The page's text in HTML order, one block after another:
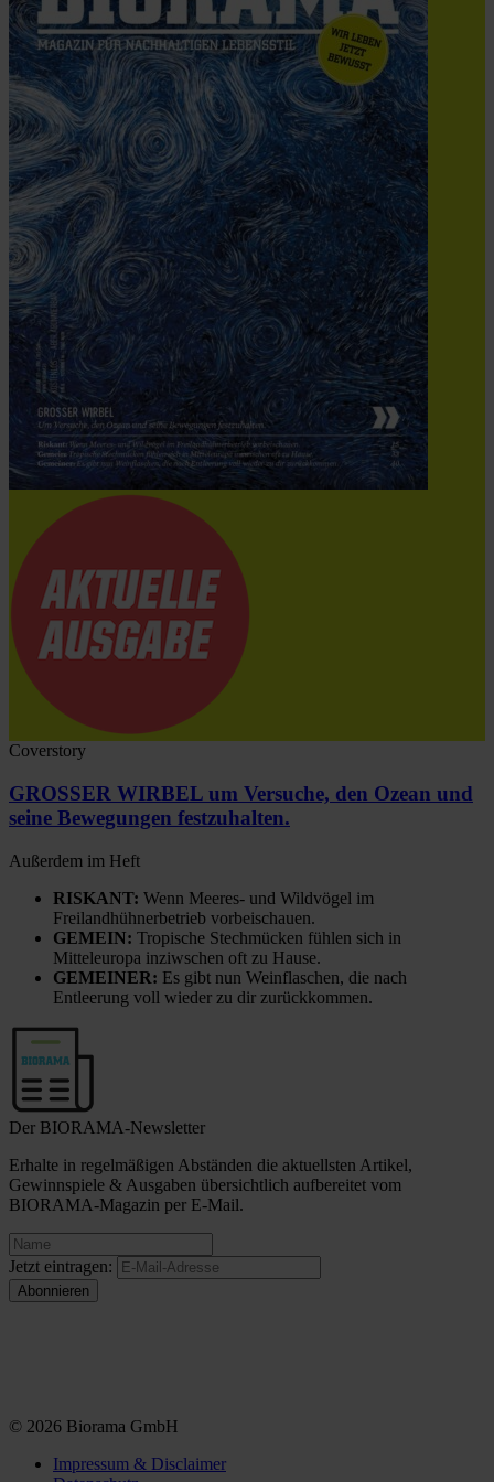
Coverstory
GROSSER WIRBEL um Versuche, den Ozean und
seine Bewegungen festzuhalten.
Außerdem im Heft
RISKANT: Wenn Meeres- und Wildvögel im
Freilandhühnerbetrieb vorbeischauen.
GEMEIN: Tropische Stechmücken fühlen sich in
Mitteleuropa inziwschen oft zu Hause.
GEMEINER: Es gibt nun Weinflaschen, die nach
Entleerung voll wieder zu dir zurückkommen.
Der BIORAMA-Newsletter
Erhalte in regelmäßigen Abständen die aktuellsten Artikel,
Gewinnspiele & Ausgaben übersichtlich aufbereitet vom
BIORAMA-Magazin per E-Mail.
Jetzt eintragen:
© 2026 Biorama GmbH
Impressum & Disclaimer